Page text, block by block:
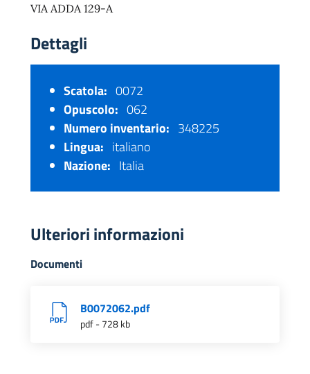
VIA ADDA 129-A
Dettagli
Scatola: 0072
Opuscolo: 062
Numero inventario: 348225
Lingua: italiano
Nazione: Italia
Ulteriori informazioni
Documenti
B0072062.pdf
pdf - 728 kb